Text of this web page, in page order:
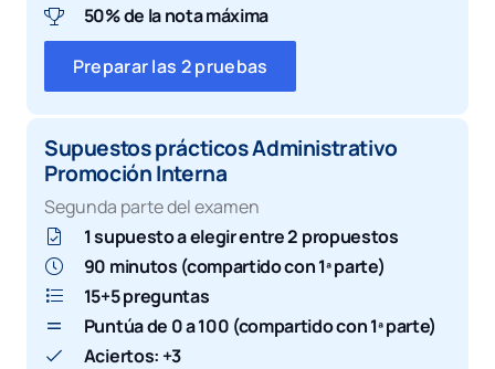
50% de la nota máxima
Preparar las 2 pruebas
Supuestos prácticos Administrativo
Promoción Interna
Segunda parte del examen
1 supuesto a elegir entre 2 propuestos
90 minutos (compartido con 1ª parte)
15+5 preguntas
Puntúa de 0 a 100 (compartido con 1ª parte)
Aciertos: +3